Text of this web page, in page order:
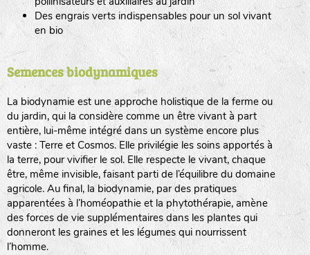
Des engrais verts indispensables pour un sol vivant
en bio
Semences biodynamiques
La biodynamie est une approche holistique de la ferme ou
du jardin, qui la considère comme un être vivant à part
entière, lui-même intégré dans un système encore plus
vaste : Terre et Cosmos. Elle privilégie les soins apportés à
la terre, pour vivifier le sol. Elle respecte le vivant, chaque
être, même invisible, faisant parti de l’équilibre du domaine
agricole. Au final, la biodynamie, par des pratiques
apparentées à l’homéopathie et la phytothérapie, amène
des forces de vie supplémentaires dans les plantes qui
donneront les graines et les légumes qui nourrissent
l’homme.
LA RÉFÉRENCE :F BEL20BPA1A (en haut à gauche)
F : Fleurs.
Les autres catégories étant :
animaux domestiques
animaux sauvages
biodiversité cultivée